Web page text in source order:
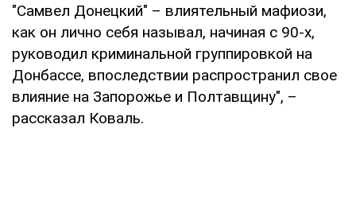
"Самвел Донецкий" – влиятельный мафиози,
как он лично себя называл, начиная с 90-х,
руководил криминальной группировкой на
Донбассе, впоследствии распространил свое
влияние на Запорожье и Полтавщину", –
рассказал Коваль.